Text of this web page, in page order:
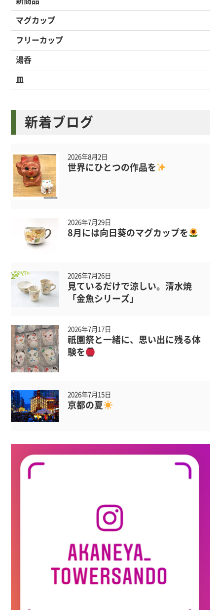
マグカップ
フリーカップ
湯呑
皿
新着ブログ
2026年8月2日
世界にひとつの作品を
2026年7月29日
8月には向日葵のマグカップを
2026年7月26日
見ているだけで涼しい。清水焼
「金魚シリーズ」
2026年7月17日
祇園祭と一緒に、思い出に残る体
験を
2026年7月15日
京都の夏